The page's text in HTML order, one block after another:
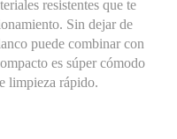
resistentes que te
Sin dejar de
puede combinar con
es súper cómodo
limpieza rápido.